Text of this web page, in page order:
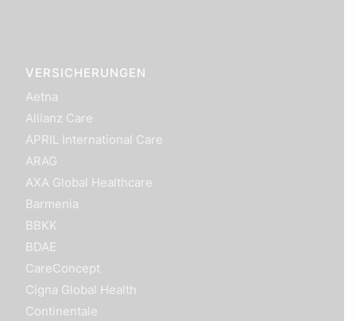
VERSICHERUNGEN
Aetna
Allianz Care
APRIL International Care
ARAG
AXA Global Healthcare
Barmenia
BBKK
BDAE
CareConcept
Cigna Global Health
Continentale